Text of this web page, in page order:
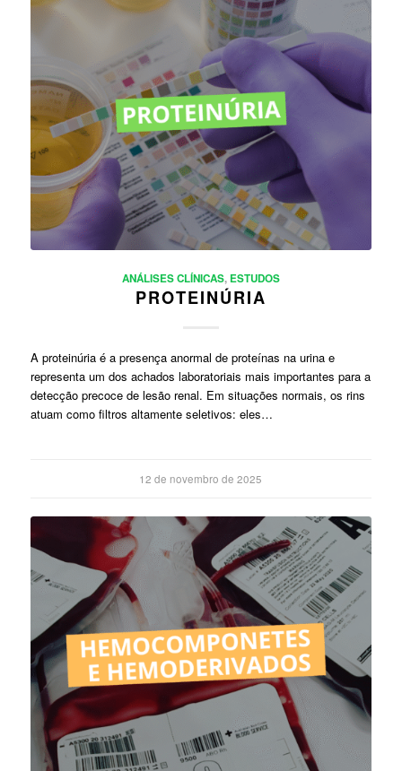
ANÁLISES CLÍNICAS, ESTUDOS
PROTEINÚRIA
A proteinúria é a presença anormal de proteínas na urina e
representa um dos achados laboratoriais mais importantes para a
detecção precoce de lesão renal. Em situações normais, os rins
atuam como filtros altamente seletivos: eles…
12 de novembro de 2025